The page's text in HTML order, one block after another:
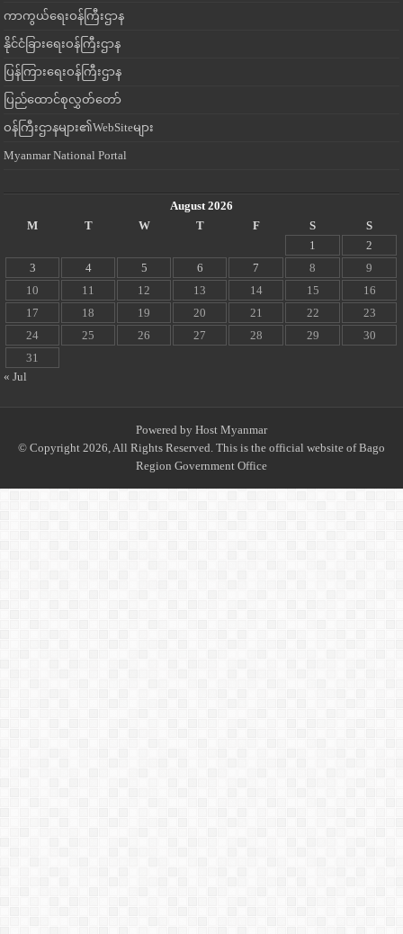
ကာကွယ်ရေးဝန်ကြီးဌာန
နိုင်ငံခြားရေးဝန်ကြီးဌာန
ပြန်ကြားရေးဝန်ကြီးဌာန
ပြည်ထောင်စုလွှတ်တော်
ဝန်ကြီးဌာနများ၏WebSiteများ
Myanmar National Portal
August 2026
M
T W T F S
S
1
2
3
4 5 6 7 8
9
10
11 12 13 14 15
16
17
18 19 20 21 22
23
24
25 26 27 28 29
30
31
« Jul
Powered by Host Myanmar
© Copyright 2026, All Rights Reserved. This is the official website of Bago
Region Government Office